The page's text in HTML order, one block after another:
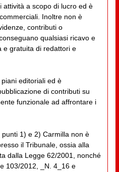
attività a scopo di lucro ed è
Inoltre non è
contributi o
qualsiasi ricavo e
e gratuita di redattori e
editoriali ed è
di contributi su
funzionale ad affrontare i
1) e 2) Carmilla non è
il Tribunale, ossia alla
dalla Legge 62/2001, nonché
103/2012, _N. 4_16 e